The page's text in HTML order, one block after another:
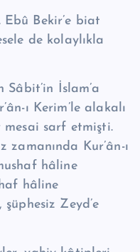
Bekir’e biat
de kolaylıkla
İslam’a
ı Kerim’le alakalı
sarf etmişti.
Kur’ân-ı
hâline
hâline
Zeyd’e